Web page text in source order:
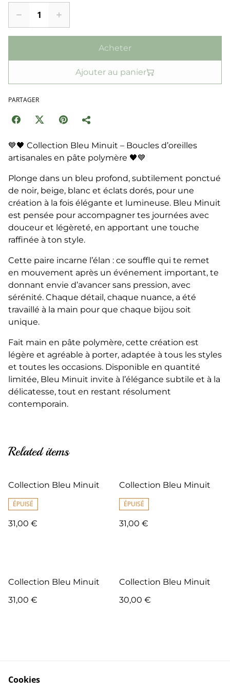
Acheter
Ajouter au panier
PARTAGER
💙🖤 Collection Bleu Minuit – Boucles d’oreilles
artisanales en pâte polymère 🖤💙
Plonge dans un bleu profond, subtilement ponctué
de noir, beige, blanc et éclats dorés, pour une
création à la fois élégante et lumineuse. Bleu Minuit
est pensée pour accompagner tes journées avec
douceur et légèreté, en apportant une touche
raffinée à ton style.
Cette paire incarne l’élan : ce souffle qui te remet
en mouvement après un événement important, te
donnant envie d’avancer sans pression, avec
sérénité. Chaque détail, chaque nuance, a été
travaillé à la main pour que chaque bijou soit
unique.
Fait main en pâte polymère, cette création est
légère et agréable à porter, adaptée à tous les styles
et toutes les occasions. Disponible en quantité
limitée, Bleu Minuit invite à l’élégance subtile et à la
délicatesse, tout en restant résolument
contemporain.
Related items
Collection Bleu Minuit
ÉPUISÉ
31,00 €
Collection Bleu Minuit
ÉPUISÉ
31,00 €
Collection Bleu Minuit
31,00 €
Collection Bleu Minuit
30,00 €
Cookies